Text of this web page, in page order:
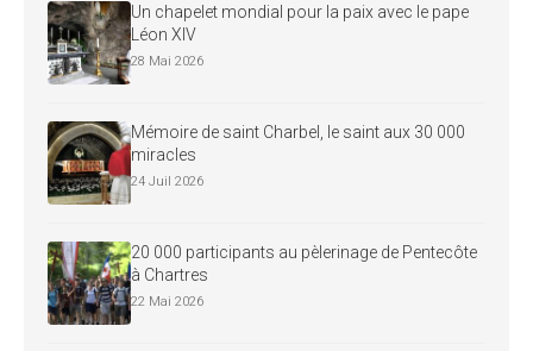
Un chapelet mondial pour la paix avec le pape
Léon XIV
28 Mai 2026
Mémoire de saint Charbel, le saint aux 30 000
miracles
24 Juil 2026
20 000 participants au pèlerinage de Pentecôte
à Chartres
22 Mai 2026